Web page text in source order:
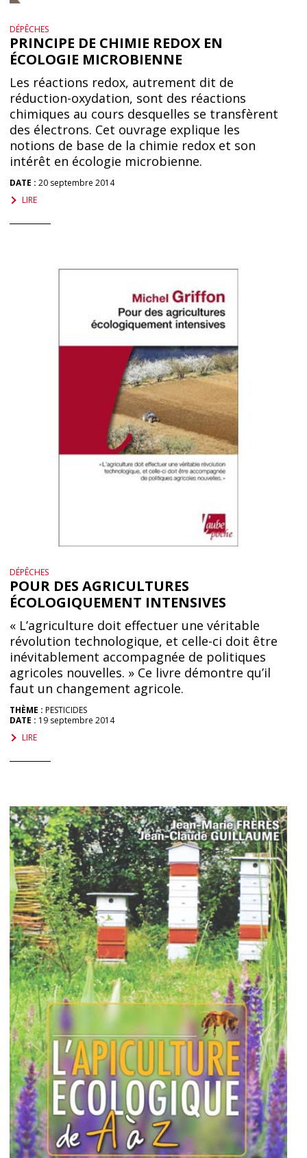
DÉPÊCHES
PRINCIPE DE CHIMIE REDOX EN
ÉCOLOGIE MICROBIENNE
Les réactions redox, autrement dit de
réduction-oxydation, sont des réactions
chimiques au cours desquelles se transfèrent
des électrons. Cet ouvrage explique les
notions de base de la chimie redox et son
intérêt en écologie microbienne.
DATE : 20 septembre 2014
LIRE
DÉPÊCHES
POUR DES AGRICULTURES
ÉCOLOGIQUEMENT INTENSIVES
« L’agriculture doit effectuer une véritable
révolution technologique, et celle-ci doit être
inévitablement accompagnée de politiques
agricoles nouvelles. » Ce livre démontre qu’il
faut un changement agricole.
THÈME : PESTICIDES
DATE : 19 septembre 2014
LIRE